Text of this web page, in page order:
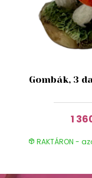
Gombák, 3
1
RAKTÁRON -